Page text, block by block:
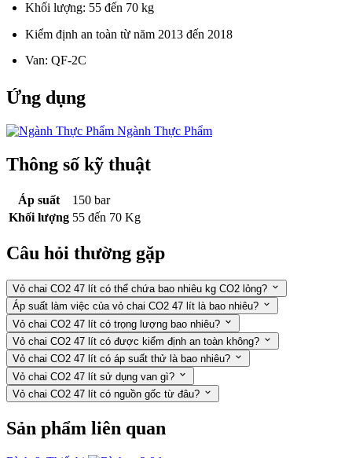
Khối lượng: 55 đến 70 kg
Kiểm định an toàn từ năm 2013 đến 2018
Van: QF-2C
Ứng dụng
Ngành Thực Phẩm
Thông số kỹ thuật
Áp suất
150 bar
Khối lượng 55 đến 70 Kg
Câu hỏi thường gặp
Vỏ chai CO2 47 lít có thể chứa bao nhiêu kg CO2 lỏng?
Áp suất làm việc của vỏ chai CO2 47 lít là bao nhiêu?
Vỏ chai CO2 47 lít có trọng lượng bao nhiêu?
Vỏ chai CO2 47 lít có được kiểm định an toàn không?
Vỏ chai CO2 47 lít có áp suất thử là bao nhiêu?
Vỏ chai CO2 47 lít sử dụng van gì?
Vỏ chai CO2 47 lít có nguồn gốc từ đâu?
Sản phẩm liên quan